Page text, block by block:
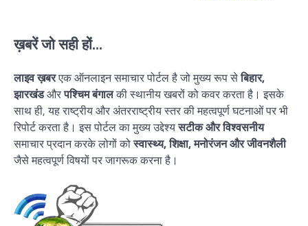
ख़बरें जो सही हों...
लाइव ख़बरएक ऑनलाइन समाचार पोर्टल है जो मुख्य रूप सेबिहार,
झारखंडऔरपश्चिम बंगालकी स्थानीय खबरों को कवर करता है। इसके
साथ ही, यह राष्ट्रीय और अंतरराष्ट्रीय स्तर की महत्वपूर्ण घटनाओं पर भी
रिपोर्ट करता है। इस पोर्टल का मुख्य उद्देश्यसटीक और विश्वसनीय
समाचार प्रदान करके लोगों कोस्वास्थ्य, शिक्षा, मनोरंजन और जीवनशैली
जैसे महत्वपूर्ण विषयों पर जागरूक करना है।